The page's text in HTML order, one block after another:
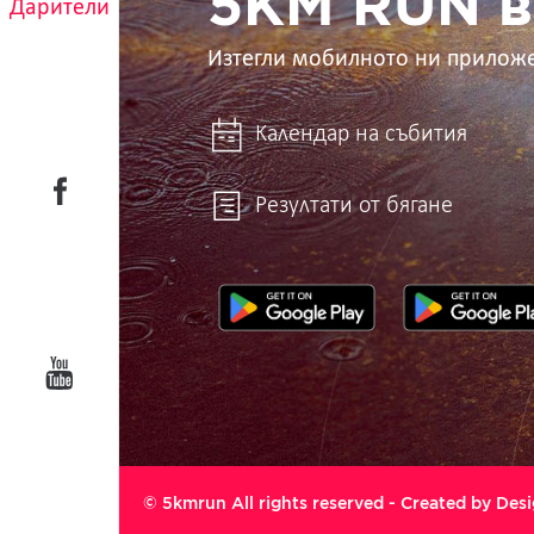
Дарители
Изтегли мобилното ни
Календар на събития
Резултати от бягане
© 5kmrun All rights reserved - Created by